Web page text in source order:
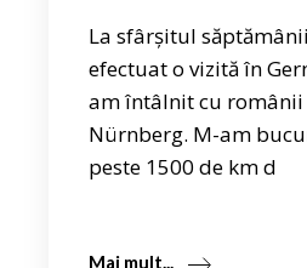
La sfârșitul
efectuat o vizită în
am întâlnit cu
Nürnberg. M-am
peste 1500 de km d
Mai mult...